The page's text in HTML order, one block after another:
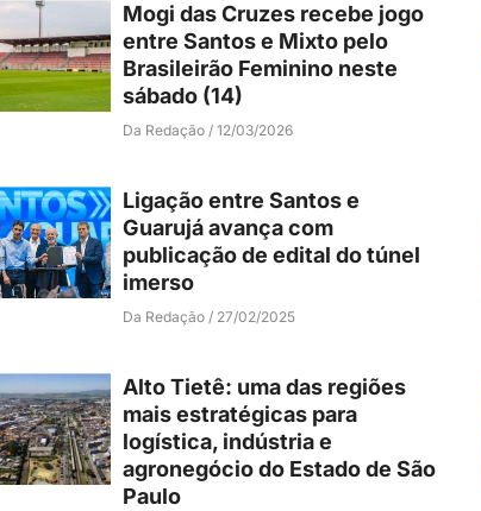
Mogi das Cruzes recebe jogo
entre Santos e Mixto pelo
Brasileirão Feminino neste
sábado (14)
Da Redação 12/03/2026
Ligação entre Santos e
Guarujá avança com
publicação de edital do túnel
imerso
Da Redação 27/02/2025
Alto Tietê: uma das regiões
mais estratégicas para
logística, indústria e
agronegócio do Estado de São
Paulo